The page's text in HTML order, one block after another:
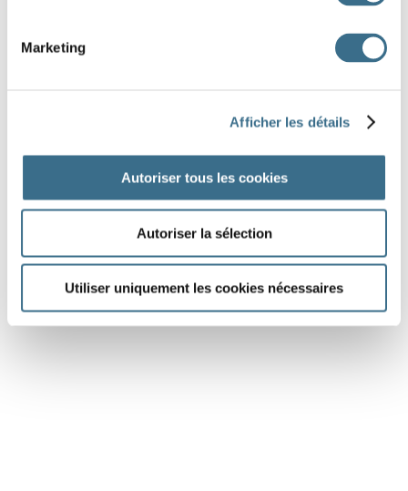
Marketing
Afficher les détails
Autoriser tous les cookies
Autoriser la sélection
Utiliser uniquement les cookies nécessaires